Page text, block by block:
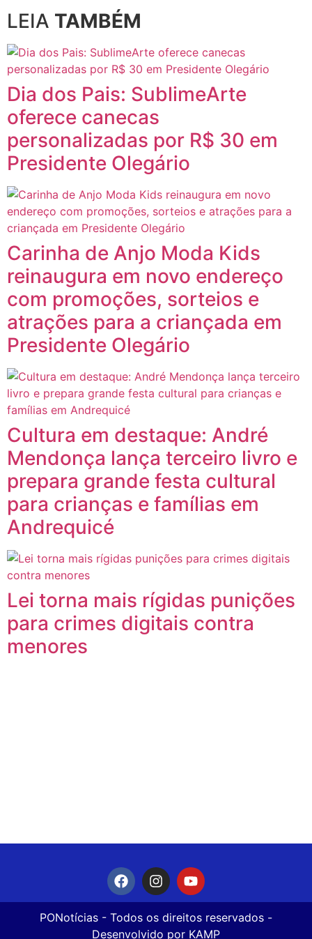
LEIA TAMBÉM
Dia dos Pais: SublimeArte
oferece canecas
personalizadas por R$ 30 em
Presidente Olegário
Carinha de Anjo Moda Kids
reinaugura em novo endereço
com promoções, sorteios e
atrações para a criançada em
Presidente Olegário
Cultura em destaque: André
Mendonça lança terceiro livro e
prepara grande festa cultural
para crianças e famílias em
Andrequicé
Lei torna mais rígidas punições
para crimes digitais contra
menores
PONotícias - Todos os direitos reservados -
Desenvolvido por KAMP